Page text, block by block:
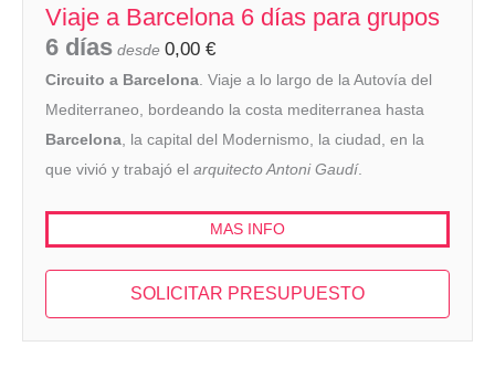
Viaje a Barcelona 6 días para grupos
6 días desde 0,00 €
Circuito a Barcelona . Viaje a lo largo de la Autovía del
Mediterraneo, bordeando la costa mediterranea hasta
Barcelona , la capital del Modernismo, la ciudad, en la
que vivió y trabajó el arquitecto Antoni Gaudí.
MAS INFO
SOLICITAR PRESUPUESTO